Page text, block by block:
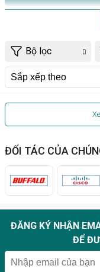
Bộ lọc
ĐỐI TÁC CỦA
ĐĂNG KÝ NHẬN
ĐỂ